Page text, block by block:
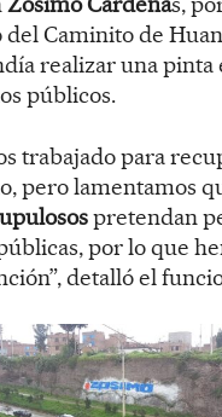
Caminito de
realizar una pinta
públicos.
trabajado para
pero lamentamos
pretendan
por lo que
detalló el